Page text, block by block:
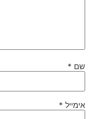
שם *
אימייל *